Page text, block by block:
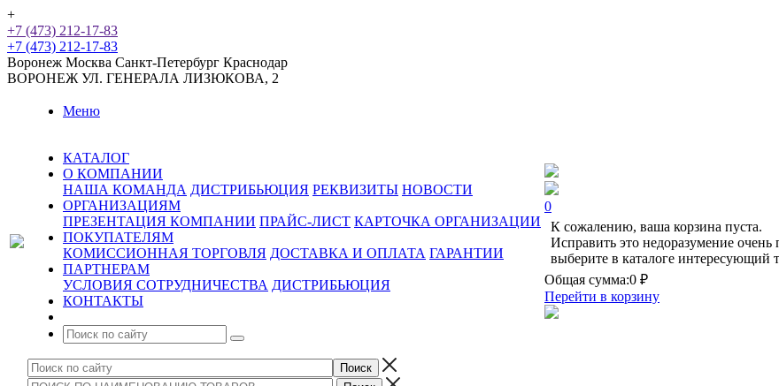
+
+7 (473) 212-17-83
+7 (473) 212-17-83
Воронеж Москва Санкт-Петербург Краснодар
ВОРОНЕЖ УЛ. ГЕНЕРАЛА ЛИЗЮКОВА, 2
Меню
КАТАЛОГ
О КОМПАНИИ
НАША КОМАНДА ДИСТРИБЬЮЦИЯ РЕКВИЗИТЫ НОВОСТИ
ОРГАНИЗАЦИЯМ
ПРЕЗЕНТАЦИЯ КОМПАНИИ ПРАЙС-ЛИСТ КАРТОЧКА ОРГАНИЗАЦИИ
ПОКУПАТЕЛЯМ
КОМИССИОННАЯ ТОРГОВЛЯ ДОСТАВКА И ОПЛАТА ГАРАНТИИ
ПАРТНЕРАМ
УСЛОВИЯ СОТРУДНИЧЕСТВА ДИСТРИБЬЮЦИЯ
КОНТАКТЫ
0
К сожалению, ваша корзина пуста.
Исправить это недоразумение очень
выберите в каталоге интересующий
Общая сумма:0 ₽
Перейти в корзину